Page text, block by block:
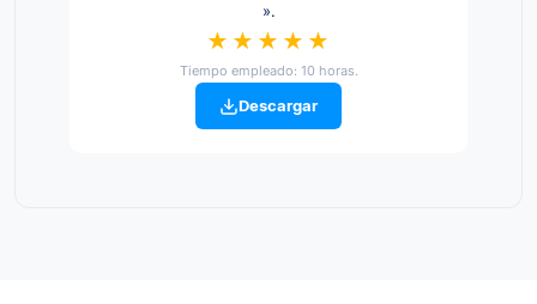
».
★★★★★
Tiempo empleado: 10 horas.
Descargar